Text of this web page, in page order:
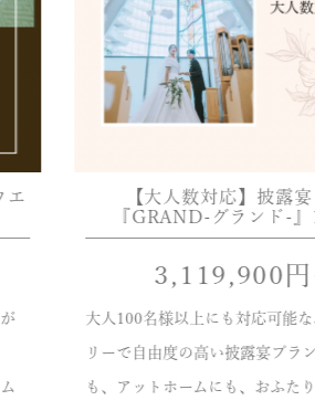
エ
【大人数対応】披露
『GRAND-グランド-
3,119,900
大人100名様以上にも対応可能な
リーで自由度の高い披露宴プラ
も、アットホームにも、おふた